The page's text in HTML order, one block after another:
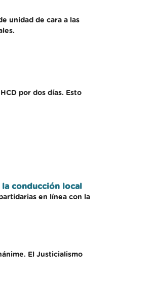
unidad de cara a las
por dos días. Esto
conducción local
en línea con la
El Justicialismo